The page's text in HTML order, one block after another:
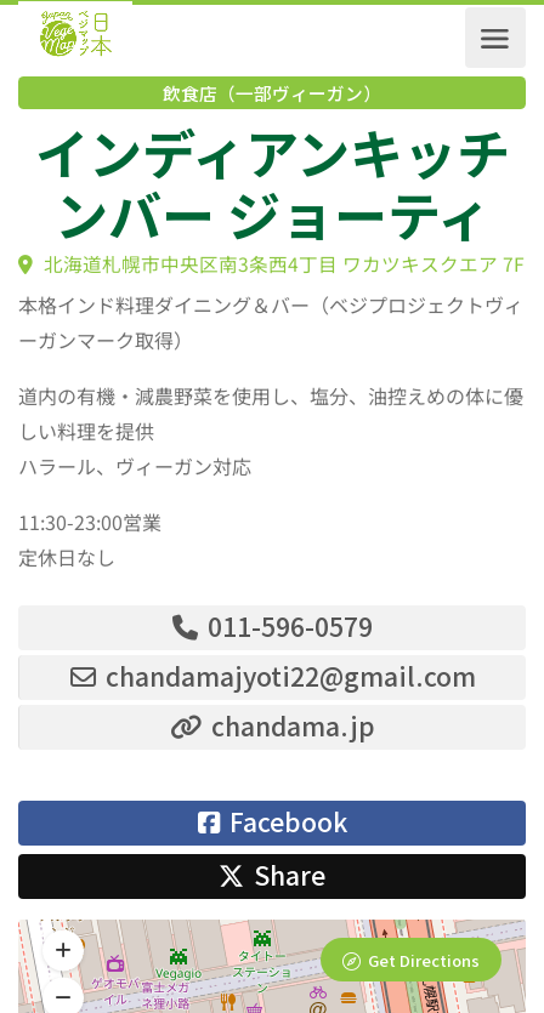
飲食店（一部ヴィーガン）
インディアンキッ
ンバー ジョーティ
本格インド料理ダイニング＆バー（ベジプロジェクトヴィ
ーガンマーク取得）
道内の有機・減農野菜を使用し、塩分、油控えめの体に優
しい料理を提供
ハラール、ヴィーガン対応
11:30-23:00営業
定休日なし
011-596-0579
chandamajyoti22@gmail.com
chandama.jp
Facebook
Share
Get Directions